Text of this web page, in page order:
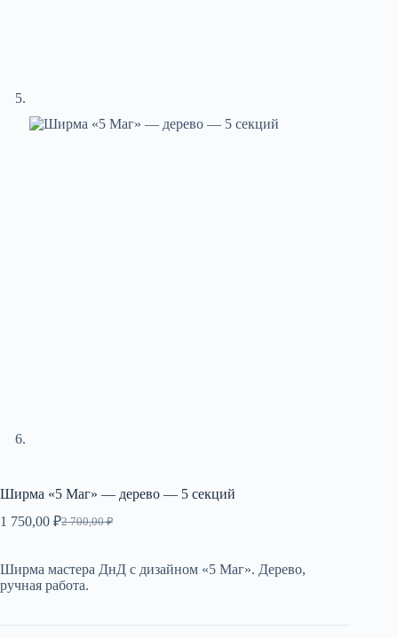
Ширма «5 Маг» — дерево — 5 секций
2 700,00₽
Первоначальная
2
700,00 ₽.
1 750,00 ₽
Текущая
750,00 ₽.
Ширма мастера ДнД с дизайном «5 Маг». Дерево,
ручная работа.